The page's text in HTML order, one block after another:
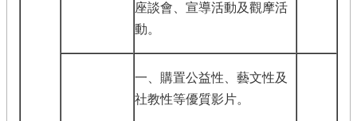
座談會、宣導活動及觀摩活
動。
一、購置公益性、藝文性及
社教性等優質影片。